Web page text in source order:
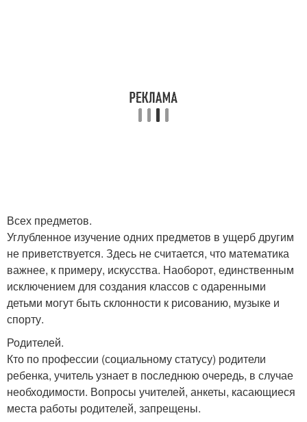
Всех предметов.
Углубленное изучение одних предметов в ущерб другим
не приветствуется. Здесь не считается, что математика
важнее, к примеру, искусства. Наоборот, единственным
исключением для создания классов с одаренными
детьми могут быть склонности к рисованию, музыке и
спорту.
Родителей.
Кто по профессии (социальному статусу) родители
ребенка, учитель узнает в последнюю очередь, в случае
необходимости. Вопросы учителей, анкеты, касающиеся
места работы родителей, запрещены.